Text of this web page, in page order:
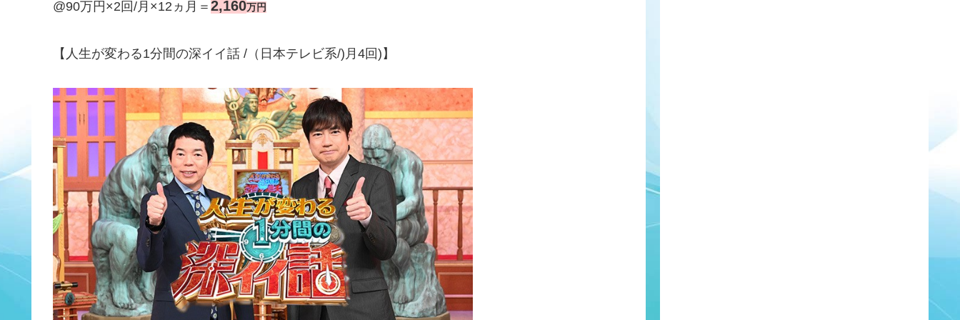
@90万円×2回/月×12ヵ月＝ 2,160万円
【人生が変わる1分間の深イイ話 /（日本テレビ系/)月4回)】